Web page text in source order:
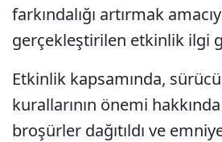
farkındalığı artırmak
gerçekleştirilen etkinlik ilgi
Etkinlik kapsamında,
kurallarının önemi
broşürler dağıtıldı ve